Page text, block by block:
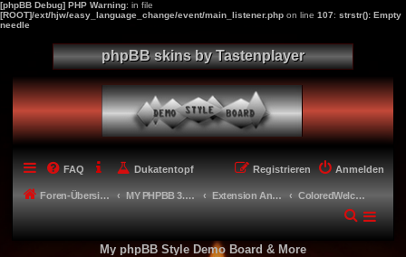
[phpBB Debug] PHP Warning: in file
[ROOT]/ext/hjw/easy_language_change/event/main_listener.php on line 107: strstr(): Empty
needle
phpBB skins by Tastenplayer
FAQ Dukatentopf Anmelden
Registrieren
Foren-Übersicht MY PHPBB 3.2.X STYLES Extension Anpassungen für meine Styles - Extension adaptions ColoredWelcome
My phpBB Style Demo Board & More